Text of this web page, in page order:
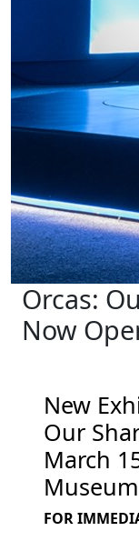
Orcas:
Now
New
Our
March
FOR